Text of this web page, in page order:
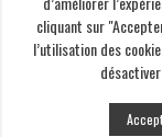
ENTREPRISE
cliquant sur
l’utilisation des